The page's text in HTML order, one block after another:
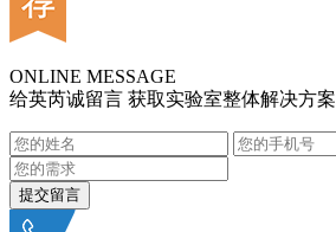
ONLINE MESSAGE
给英芮诚留言 获取实验室整体解决方案